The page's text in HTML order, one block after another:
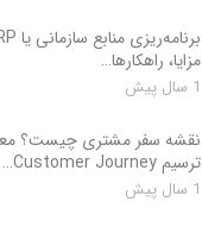
مزایا، راهکارها…
1 سال پیش
نقشه سفر مشتری چیست؟
ترسیم Customer Journey…
1 سال پیش